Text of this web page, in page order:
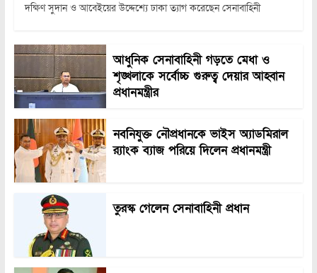
দক্ষিণ সুদান ও আবেইয়ের উদ্দেশ্যে ঢাকা ত্যাগ করেছেন সেনাবাহিনী
আধুনিক সেনাবাহিনী গড়তে মেধা ও
শৃঙ্খলাকে সর্বোচ্চ গুরুত্ব দেয়ার আহ্বান
প্রধানমন্ত্রীর
নবনিযুক্ত নৌপ্রধানকে ভাইস অ্যাডমিরাল
র‍্যাংক ব্যাজ পরিয়ে দিলেন প্রধানমন্ত্রী
তুরস্ক গেলেন সেনাবাহিনী প্রধান